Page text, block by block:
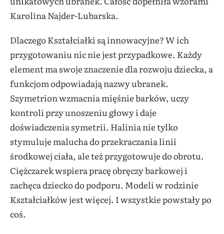
Karolina Najder-Lubarska.
Dlaczego Kształciałki są innowacyjne? W ich
przygotowaniu nic nie jest przypadkowe. Każdy
element ma swoje znaczenie dla rozwoju dziecka, a
funkcjom odpowiadają nazwy ubranek.
Szymetrion wzmacnia mięśnie barków, uczy
kontroli przy unoszeniu głowy i daje
doświadczenia symetrii. Halinia nie tylko
stymuluje malucha do przekraczania linii
środkowej ciała, ale też przygotowuje do obrotu.
Ciężczarek wspiera pracę obręczy barkowej i
zachęca dziecko do podporu. Modeli w rodzinie
Kształciałków jest więcej. I wszystkie powstały po
coś.